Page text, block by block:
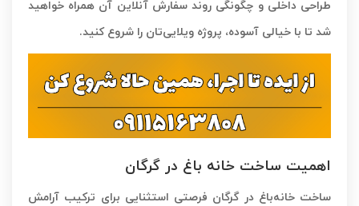
طراحی داخلی و چگونگی روند سفارش آنلاین آن همراه خواهید
شد تا با خیالی آسوده، پروژه ویلایی‌تان را شروع کنید.
اهمیت ساخت خانه باغ در گرگان
ساخت خانه‌باغ در گرگان فرصتی استثنایی برای ترکیب آرامش